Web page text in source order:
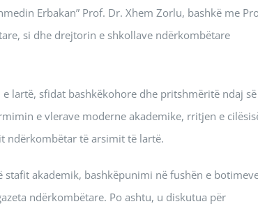
Erbakan” Prof. Dr. Xhem Zorlu, bashkë me
si dhe drejtorin e shkollave ndërkombëtare
lartë, sfidat bashkëkohore dhe pritshmëritë ndaj së
e vlerave moderne akademike, rritjen e
ndërkombëtar të arsimit të lartë.
akademik, bashkëpunimi në fushën e
ndërkombëtare. Po ashtu, u diskutua për